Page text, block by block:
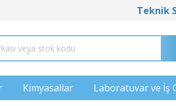
Teknik
Kimyasallar Laboratuvar ve İş